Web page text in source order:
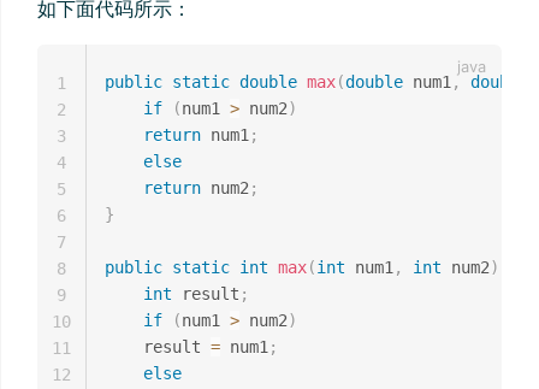
如下面代码所示：
public static double max(double num1, double
if
(num1 > num2)
return num1;
else
return num2;
}
public static int max(int num1, int num2)
int result ;
if
(num1 > num2)
    result
= num1;
else
1
2
3
4
5
6
7
8
9
10
11
12